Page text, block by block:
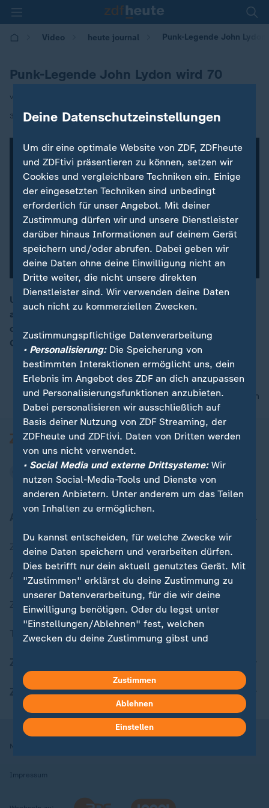
Video heute journal Punk-Legende John
Punk-Legende John Lydon wird 70
von Britta Jäger
31.01.2026 | 21:45
Unter seinem Künstlernamen Johnny Rotten war er vor
allem in den 1970er-Jahren eine Reizfigur. Nun feiert
der ehemalige Frontmann der Sex Pistols seinen 70.
Geburtstag.
nach oben
Zuletzt veröffentlicht
Aktuelle Sendungs-Videos
ZDFheute Stories
Themen im Überblick
ZDFheute Apps
Nutzungsbedingungen
Impressum
Deine Datenschutzeinstellungen
Um dir eine optimale Website von ZDF, ZDFheute
und ZDFtivi präsentieren zu können, setzen wir
Cookies und vergleichbare Techniken ein. Einige
der eingesetzten Techniken sind unbedingt
erforderlich für unser Angebot. Mit deiner
Zustimmung dürfen wir und unsere Dienstleister
darüber hinaus Informationen auf deinem Gerät
speichern und/oder abrufen. Dabei geben wir
deine Daten ohne deine Einwilligung nicht an
Dritte weiter, die nicht unsere direkten
Dienstleister sind. Wir verwenden deine Daten
auch nicht zu kommerziellen Zwecken.
Zustimmungspflichtige Datenverarbeitung
• Personalisierung:Die Speicherung von
bestimmten Interaktionen ermöglicht uns, dein
Erlebnis im Angebot des ZDF an dich anzupassen
und Personalisierungsfunktionen anzubieten.
Dabei personalisieren wir ausschließlich auf
Basis deiner Nutzung von ZDF Streaming, der
ZDFheute und ZDFtivi. Daten von Dritten werden
von uns nicht verwendet.
• Social Media und externe Drittsysteme:Wir
nutzen Social-Media-Tools und Dienste von
anderen Anbietern. Unter anderem um das Teilen
von Inhalten zu ermöglichen.
Du kannst entscheiden, für welche Zwecke wir
deine Daten speichern und verarbeiten dürfen.
Dies betrifft nur dein aktuell genutztes Gerät. Mit
"Zustimmen" erklärst du deine Zustimmung zu
unserer Datenverarbeitung, für die wir deine
Einwilligung benötigen. Oder du legst unter
"Einstellungen/Ablehnen" fest, welchen
Zwecken du deine Zustimmung gibst und
in deinen Einstellungen widerrufen oder ändern.
Hier findest du das Impressum.
Weitere Informationen findest du in unserer
Datenschutzerklärung.
Zustimmen
Ablehnen
Einstellen